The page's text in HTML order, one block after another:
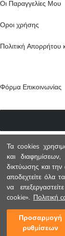
Τα cookies
και
δικτύωσης και
αποδεχτείτε όλα
να
cookie». Πολιτική
Προσαρμογή
ρυθμίσεων
Οι Παραγγελίες Μου
Οροι χρήσης
Πολιτική
Φόρμα Επικοινωνίας
Customer Service
LC WAIKIKI RETAIL RO
Bdul Timisoara Nr.26Z,
+30 2102201080
greece@lcwaikiki.info